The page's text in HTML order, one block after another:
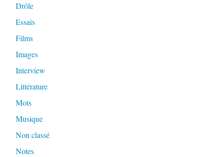
Drôle
Essais
Films
Images
Interview
Littérature
Mots
Musique
Non classé
Notes